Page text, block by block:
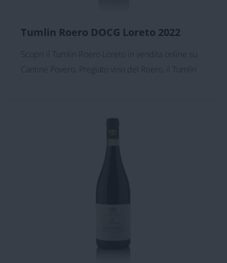
Tumlin Roero DOCG Loreto 2022
Scopri il Tumlin Roero Loreto in vendita online su
Cantine Povero. Pregiato vino del Roero, il Tumlin